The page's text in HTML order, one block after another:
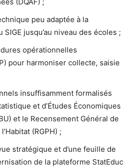
peu adaptée à la
jusqu’au niveau des écoles ;
opérationnelles
pour harmoniser collecte, saisie
insuffisamment formalisés
et d’Études Économiques
et le Recensement Général de
(RGPH) ;
stratégique et d’une feuille de
de la plateforme StatEduc